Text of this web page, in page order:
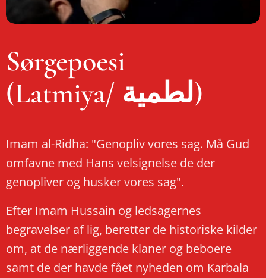
Sørgepoesi
(Latmiya/ لطمية)
Imam al-Ridha: "Genopliv vores sag. Må Gud
omfavne med Hans velsignelse de der
genopliver og husker vores sag".
Efter Imam Hussain og ledsagernes
begravelser af lig, beretter de historiske kilder
om, at de nærliggende klaner og beboere
samt de der havde fået nyheden om Karbala